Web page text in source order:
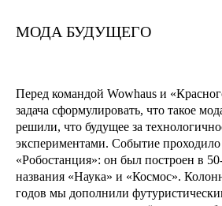
МОДА БУДУЩЕГО
Перед командой Wowhaus и
задача сформулировать, что такое
решили, что будущее за
экспериментами. Событие
«Робостанция»: он был построен в
названия «Наука» и «Космос».
годов мы дополнили